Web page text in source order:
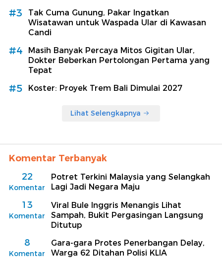
#3
Tak Cuma Gunung, Pakar Ingatkan
Wisatawan untuk Waspada Ular di Kawasan
Candi
#4
Masih Banyak Percaya Mitos Gigitan Ular,
Dokter Beberkan Pertolongan Pertama yang
Tepat
#5 Koster: Proyek Trem Bali Dimulai 2027
Lihat Selengkapnya
Komentar Terbanyak
22
Komentar
Potret Terkini Malaysia yang Selangkah
Lagi Jadi Negara Maju
13
Komentar
Viral Bule Inggris Menangis Lihat
Sampah, Bukit Pergasingan Langsung
Ditutup
8
Komentar
Gara-gara Protes Penerbangan Delay,
Warga 62 Ditahan Polisi KLIA